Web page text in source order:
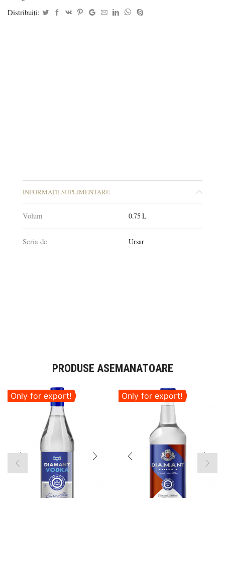
Distribuiți:
INFORMAȚII SUPLIMENTARE
Volum 0.75 L
Seria de Ursar
PRODUSE ASEMANATOARE
Only for export! Only for export!